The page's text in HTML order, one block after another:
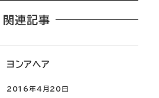
関連記事
ヨンアヘア
投稿日
2016年4月20日